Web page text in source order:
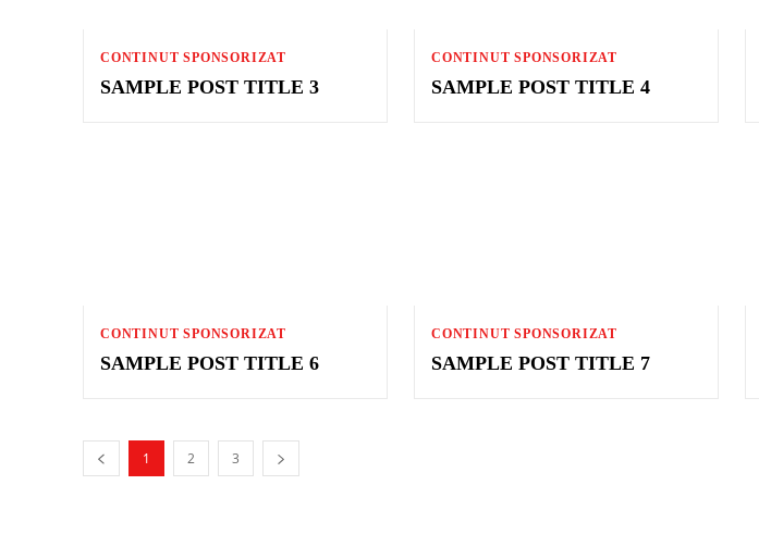
CONTINUT SPONSORIZAT
SAMPLE POST TITLE 3
CONTINUT SPONSORIZAT
SAMPLE POST TITLE 4
CONTINUT SPONSORIZAT
SAMPLE POST TITLE 6
CONTINUT SPONSORIZAT
SAMPLE POST TITLE 7
1 2 3